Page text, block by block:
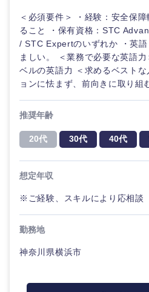
＜必須要件＞ ・経験：安全保
ること ・保有資格：STC
/ STC Expertのいずれか ・英
ましい。 ＜業務で必要な英語
ベルの英語力 ＜求めるベスト
ョンに怯まず、前向きに取り組
推奨年齢
20代 30代 40代
想定年収
※ご経験、スキルにより応相談
勤務地
神奈川県横浜市